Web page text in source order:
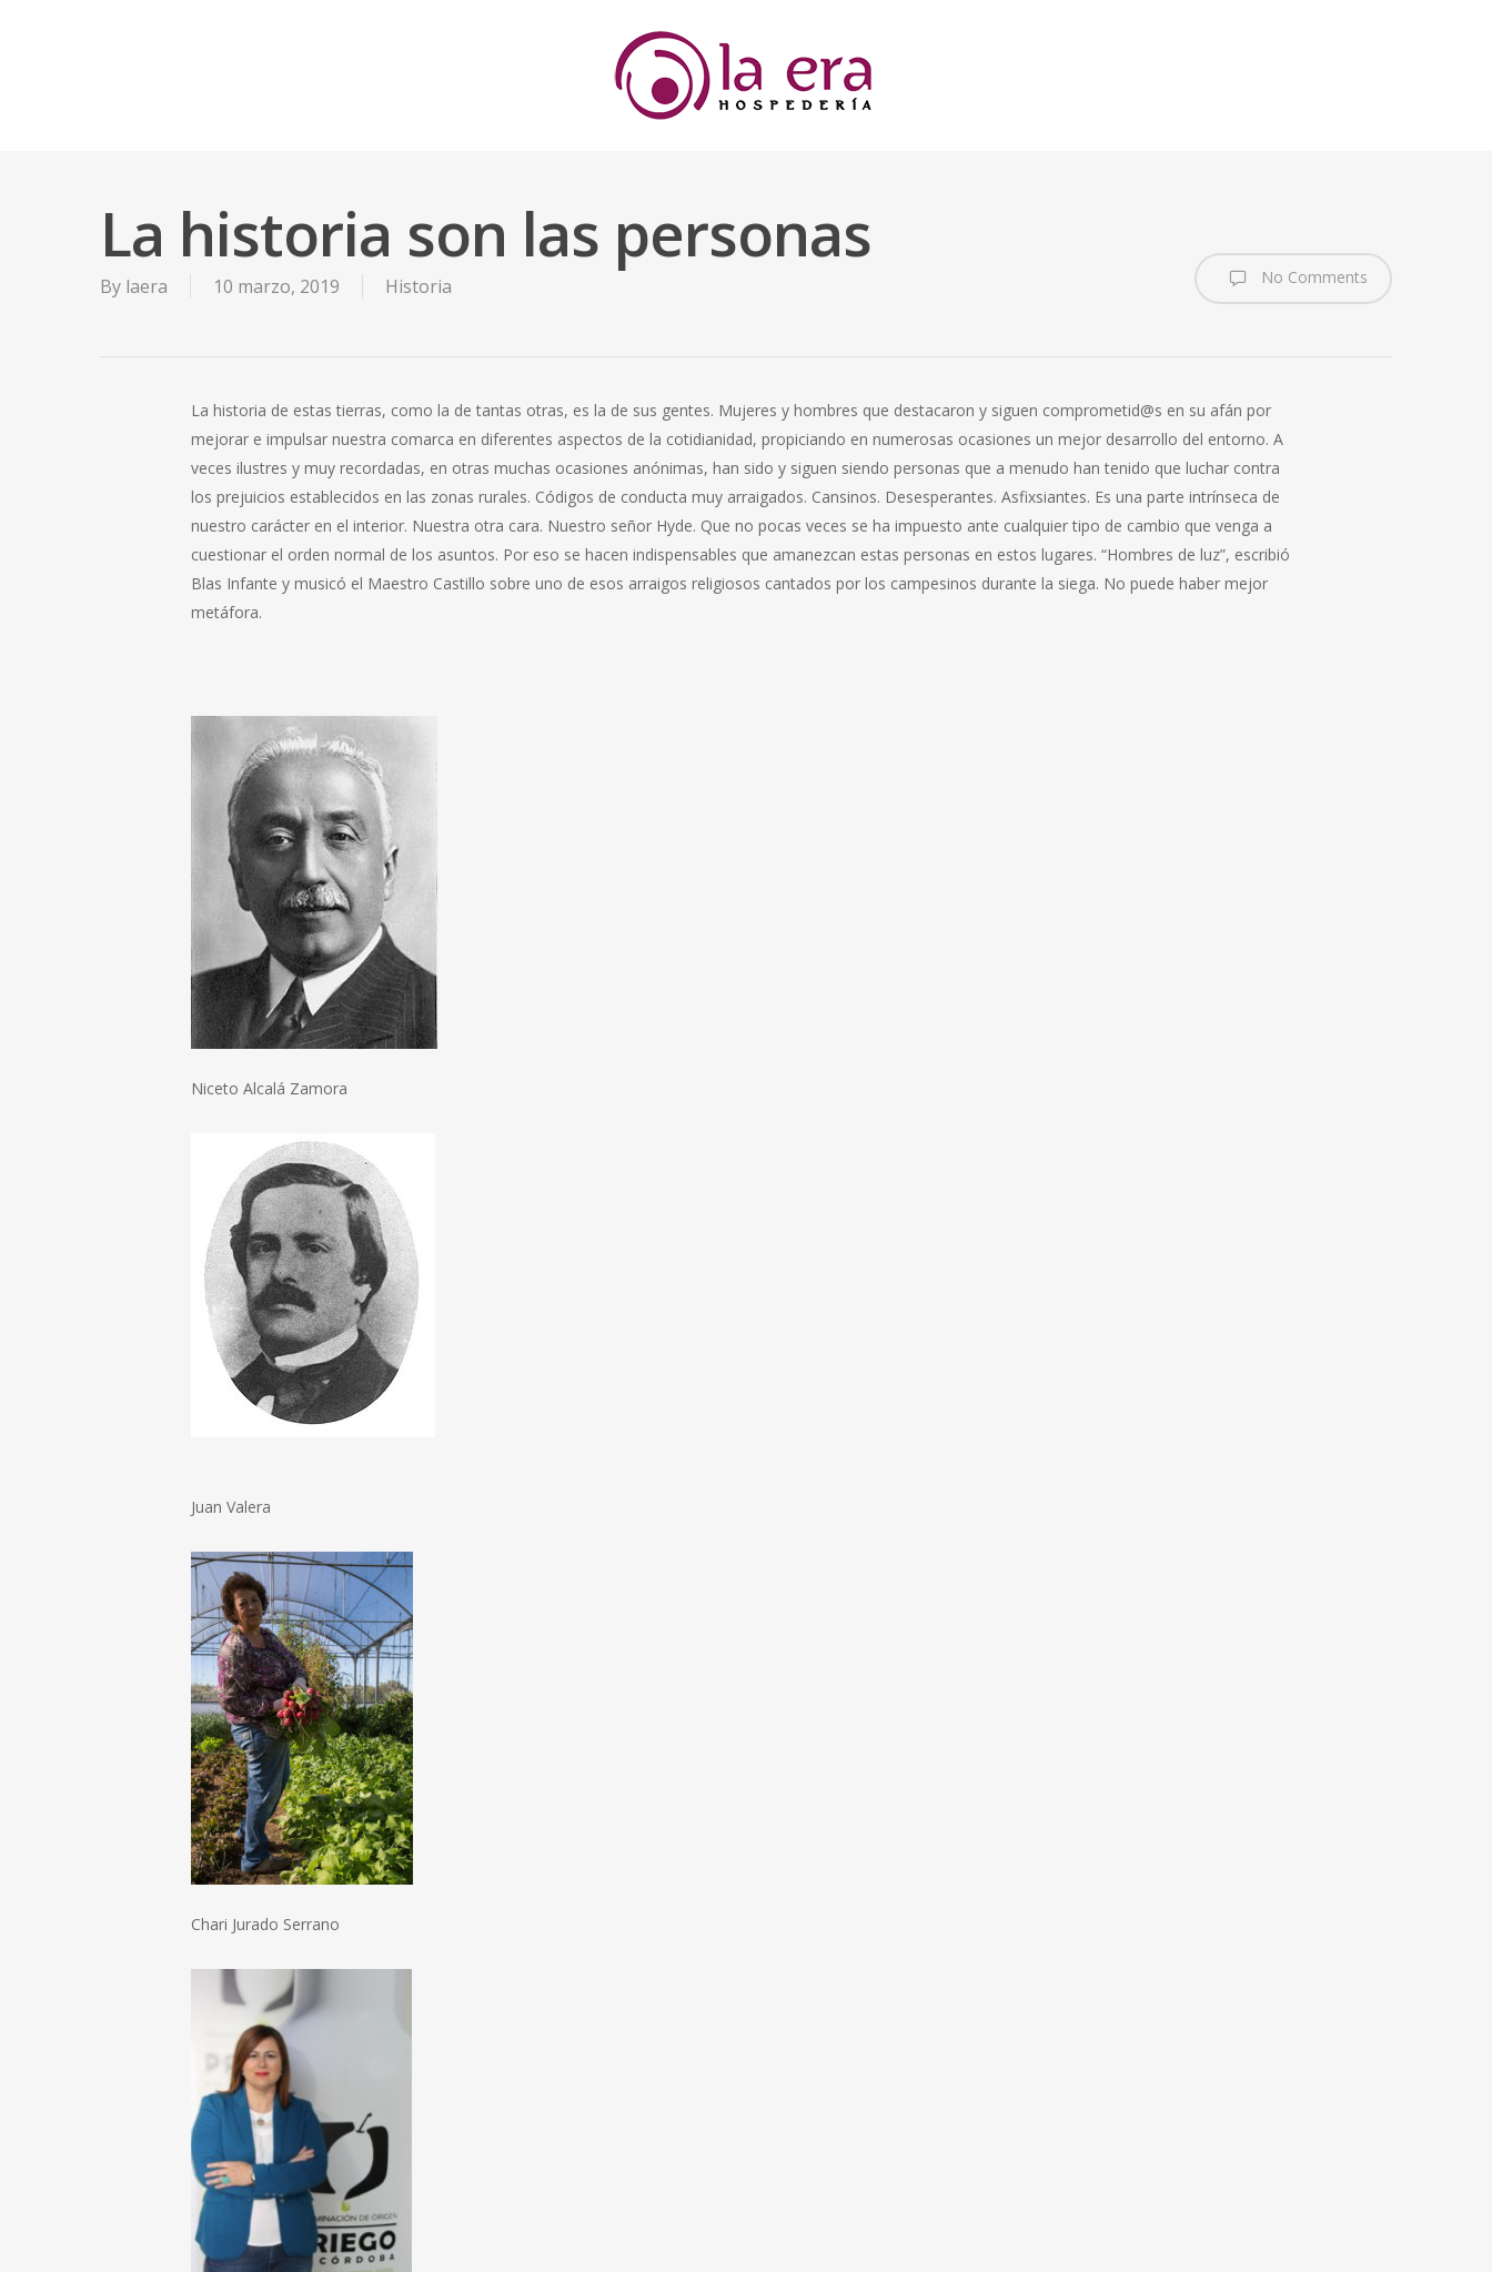
La historia son las personas
By laera 10 marzo, 2019 Historia No Comments
La historia de estas tierras, como la de tantas otras, es la de sus gentes. Mujeres y hombres que destacaron y siguen comprometid@s en su afán por
mejorar e impulsar nuestra comarca en diferentes aspectos de la cotidianidad, propiciando en numerosas ocasiones un mejor desarrollo del entorno. A
veces ilustres y muy recordadas, en otras muchas ocasiones anónimas, han sido y siguen siendo personas que a menudo han tenido que luchar contra
los prejuicios establecidos en las zonas rurales. Códigos de conducta muy arraigados. Cansinos. Desesperantes. Asfixsiantes. Es una parte intrínseca de
nuestro carácter en el interior. Nuestra otra cara. Nuestro señor Hyde. Que no pocas veces se ha impuesto ante cualquier tipo de cambio que venga a
cuestionar el orden normal de los asuntos. Por eso se hacen indispensables que amanezcan estas personas en estos lugares. “Hombres de luz”, escribió
Blas Infante y musicó el Maestro Castillo sobre uno de esos arraigos religiosos cantados por los campesinos durante la siega. No puede haber mejor
metáfora.
Niceto Alcalá Zamora
Juan Valera
Chari Jurado Serrano